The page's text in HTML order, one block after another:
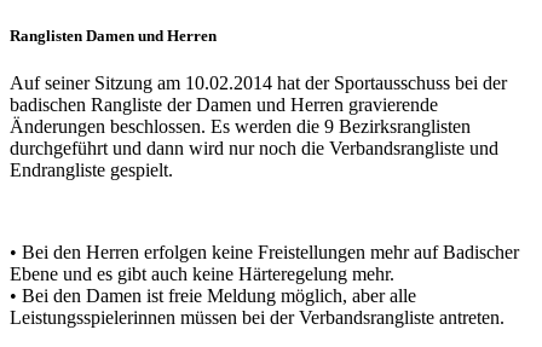
Ranglisten Damen und Herren
Auf seiner Sitzung am 10.02.2014 hat der Sportausschuss bei der
badischen Rangliste der Damen und Herren gravierende
Änderungen beschlossen. Es werden die 9 Bezirksranglisten
durchgeführt und dann wird nur noch die Verbandsrangliste und
Endrangliste gespielt.
• Bei den Herren erfolgen keine Freistellungen mehr auf Badischer
Ebene und es gibt auch keine Härteregelung mehr.
• Bei den Damen ist freie Meldung möglich, aber alle
Leistungsspielerinnen müssen bei der Verbandsrangliste antreten.